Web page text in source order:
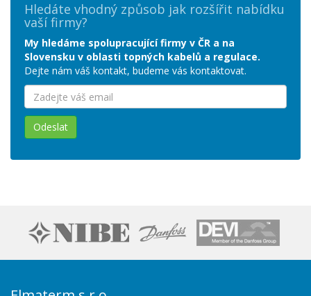
Hledáte vhodný způsob jak rozšířit nabídku
vaší firmy?
My hledáme spolupracující firmy v ČR a na
Slovensku v oblasti topných kabelů a regulace.
Dejte nám váš kontakt, budeme vás kontaktovat.
Odeslat